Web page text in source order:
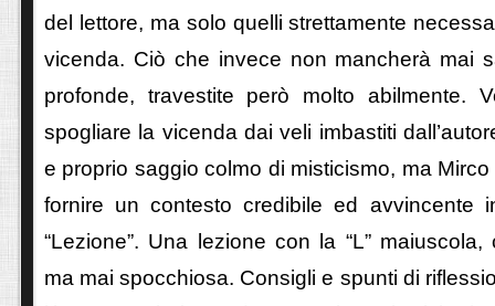
del lettore, ma solo quelli strettamente
vicenda. Ciò che invece non mancherà mai
profonde, travestite però molto abilmente.
spogliare la vicenda dai veli imbastiti
e proprio saggio colmo di misticismo, ma
fornire un contesto credibile ed avvincente
“Lezione”. Una lezione con la “L”
ma mai spocchiosa. Consigli e spunti di